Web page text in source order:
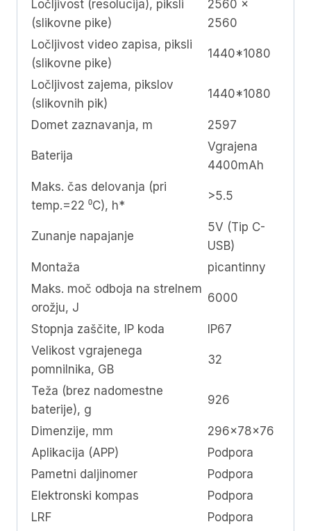
Ločljivost (resolucija), piksli
(slikovne pike)
2560 x
2560
Ločljivost video zapisa, piksli
(slikovne pike)
1440*1080
Ločljivost zajema, pikslov
(slikovnih pik)
1440*1080
Domet zaznavanja, m 2597
Baterija
Vgrajena
4400mAh
Maks. čas delovanja (pri
temp.=22 ⁰C), h*
>5.5
Zunanje napajanje
5V (Tip C-
USB)
Montaža
picantinny
Maks. moč odboja na strelnem
orožju, J
6000
Stopnja zaščite, IP koda
IP67
Velikost vgrajenega
pomnilnika, GB
32
Teža (brez nadomestne
baterije), g
926
Dimenzije, mm
296x78x76
Aplikacija (APP)
Podpora
Pametni daljinomer
Podpora
Elektronski kompas
Podpora
LRF
Podpora